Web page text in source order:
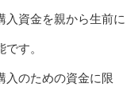
入資金を親から生前に
す。
入のための資金に限